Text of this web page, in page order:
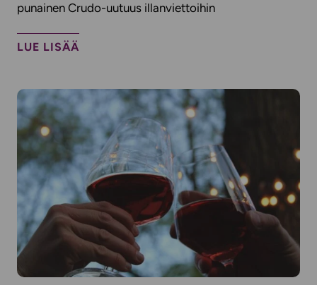
punainen Crudo-uutuus illanviettoihin
LUE LISÄÄ